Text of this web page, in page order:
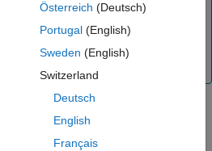
number for theRemote Server IP
Local IP port numberparameters for
device(s) to communicate
Österreich (Deutsch)
Portugal(English)
Sweden (English)
Switzerland
Deutsch
English
Français